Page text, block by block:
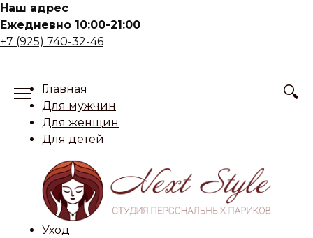
Skip
to
content
Наш адрес
Ежедневно 10:00-21:00
+7 (925) 740-32-46
Главная
Для мужчин
Для женщин
Для детей
Уход